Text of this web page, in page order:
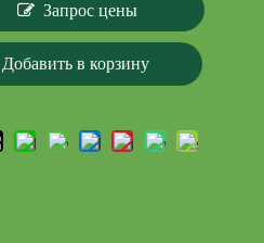
Запрос цены
Добавить в корзину